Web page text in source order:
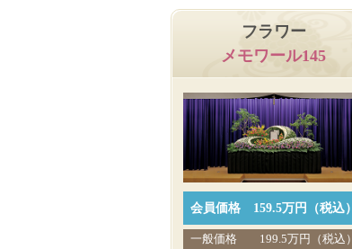
フラワー
メモワール145
会員価格 159.5万円（税込）
一般価格 199.5万円（税込）